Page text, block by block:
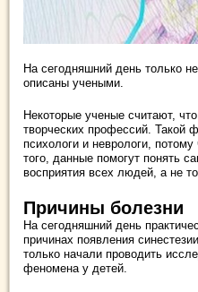
На сегодняшний день только
описаны учеными.
Некоторые ученые считают,
творческих профессий. Такой
психологи и неврологи,
того, данные помогут понять
восприятия всех людей, а не
Причины болезни
На сегодняшний день
причинах появления
только начали проводить
феномена у детей.